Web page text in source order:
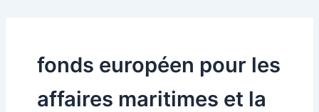
fonds européen pour les
affaires maritimes et la